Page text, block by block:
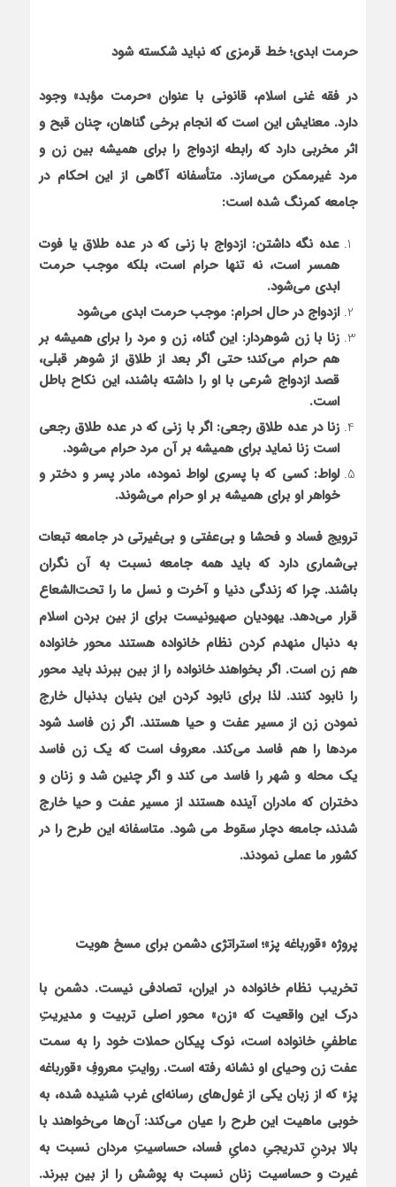
حرمت ابدی؛ خط قرمزی که نباید شکسته شود
در فقه غنی اسلام، قانونی با عنوان «حرمت مؤبد» وجود
دارد. معنایش این است که انجام برخی گناهان، چنان قبح و
اثر مخربی دارد که رابطه ازدواج را برای همیشه بین زن و
مرد غیرممکن می‌سازد. متأسفانه آگاهی از این احکام در
جامعه کمرنگ شده است:
عده نگه داشتن: ازدواج با زنی که در عده طلاق یا فوت
همسر است، نه تنها حرام است، بلکه موجب حرمت
ابدی می‌شود.
ازدواج در حال احرام: موجب حرمت ابدی می‌شود
زنا با زن شوهردار: این گناه، زن و مرد را برای همیشه بر
هم حرام می‌کند؛ حتی اگر بعد از طلاق از شوهر قبلی،
قصد ازدواج شرعی با او را داشته باشند، این نکاح باطل
است.
زنا در عده طلاق رجعی: اگر با زنی که در عده طلاق رجعی
است زنا نماید برای همیشه بر آن مرد حرام می‌شود.
لواط: کسی که با پسری لواط نموده، مادر پسر و دختر و
خواهر او برای همیشه بر او حرام می‌شوند.
ترویج فساد و فحشا و بی‌عفتی و بی‌غیرتی در جامعه تبعات
بی‌شماری دارد که باید همه جامعه نسبت به آن نگران
باشند. چرا که زندگی دنیا و آخرت و نسل ما را تحت‌الشعاع
قرار می‌دهد. یهودیان صهیونیست برای از بین بردن اسلام
به دنبال منهدم کردن نظام خانواده هستند محور خانواده
هم زن است. اگر بخواهند خانواده را از بین ببرند باید محور
را نابود کنند. لذا برای نابود کردن این بنیان بدنبال خارج
نمودن زن از مسیر عفت و حیا هستند. اگر زن فاسد شود
مردها را هم فاسد می‌کند. معروف است که یک زن فاسد
یک محله و شهر را فاسد می کند و اگر چنین شد و زنان و
دختران که مادران آینده هستند از مسیر عفت و حیا خارج
شدند، جامعه دچار سقوط می شود. متاسفانه این طرح را در
کشور ما عملی نمودند.
پروژه «قورباغه پز»؛ استراتژی دشمن برای مسخ هویت
تخریب نظام خانواده در ایران، تصادفی نیست. دشمن با
درک این واقعیت که «زن» محور اصلی تربیت و مدیریتِ
عاطفیِ خانواده است، نوک پیکان حملات خود را به سمت
عفت زن وحیای او نشانه رفته است. روایتِ معروفِ «قورباغه
پز» که از زبان یکی از غول‌های رسانه‌ای غرب شنیده شده، به
خوبی ماهیت این طرح را عیان می‌کند: آن‌ها می‌خواهند با
بالا بردنِ تدریجیِ دمایِ فساد، حساسیتِ مردان نسبت به
غیرت و حساسیت زنان نسبت به پوشش را از بین ببرند.